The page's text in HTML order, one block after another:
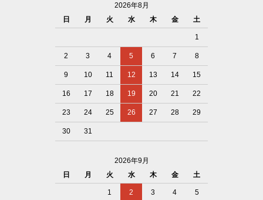
2026年8月
日
月 火 水 木 金 土
1
2 3 4 5 6 7 8
9 10 11 12 13 14 15
16 17 18 19 20 21 22
23 24 25 26 27 28 29
30 31
2026年9月
日
月 火 水 木 金 土
1 2 3 4 5